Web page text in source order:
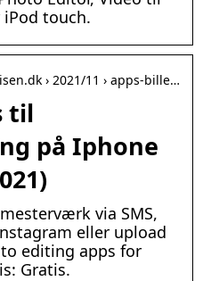
touch.
› 2021/11 › apps-bille…
til
på Iphone
via SMS,
eller upload
editing apps for
Gratis.